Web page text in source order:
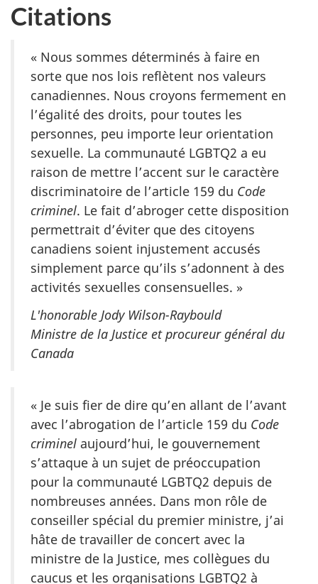
Citations
« Nous sommes déterminés à faire en
sorte que nos lois reflètent nos valeurs
canadiennes. Nous croyons fermement en
l’égalité des droits, pour toutes les
personnes, peu importe leur orientation
sexuelle. La communauté LGBTQ2 a eu
raison de mettre l’accent sur le caractère
discriminatoire de l’article 159 du Code
criminel. Le fait d’abroger cette disposition
permettrait d’éviter que des citoyens
canadiens soient injustement accusés
simplement parce qu’ils s’adonnent à des
activités sexuelles consensuelles. »
L'honorable Jody Wilson-Raybould
Ministre de la Justice et procureur général du
Canada
« Je suis fier de dire qu’en allant de l’avant
avec l’abrogation de l’article 159 du Code
criminel aujourd’hui, le gouvernement
s’attaque à un sujet de préoccupation
pour la communauté LGBTQ2 depuis de
nombreuses années. Dans mon rôle de
conseiller spécial du premier ministre, j’ai
hâte de travailler de concert avec la
ministre de la Justice, mes collègues du
caucus et les organisations LGBTQ2 à